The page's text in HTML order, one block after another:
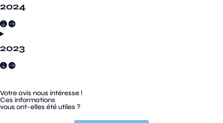
2024
2023
Votre avis nous intéresse !
Ces informations
vous ont-elles été utiles ?